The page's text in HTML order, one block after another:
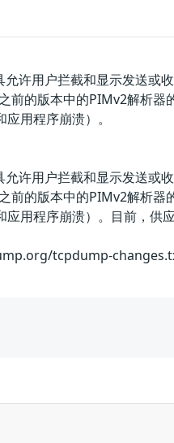
许用户拦截和显示发送或
的版本中的PIMv2解析器
用程序崩溃）。
许用户拦截和显示发送或
的版本中的PIMv2解析器
用程序崩溃）。目前，供
tcpdump-